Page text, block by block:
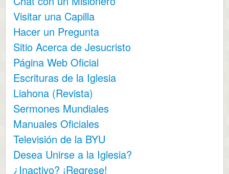
Visitar una Capilla
Hacer un Pregunta
Sitio Acerca de Jesucristo
Página Web Oficial
Escrituras de la Iglesia
Liahona (Revista)
Sermones Mundiales
Manuales Oficiales
Televisión de la BYU
Desea Unirse a la Iglesia?
¿Inactivo? ¡Regrese!